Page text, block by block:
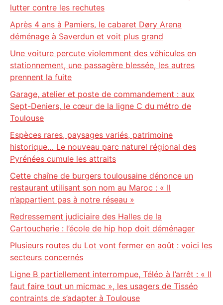
lutter contre les rechutes
Après 4 ans à Pamiers, le cabaret Døry Arena
déménage à Saverdun et voit plus grand
Une voiture percute violemment des véhicules en
stationnement, une passagère blessée, les autres
prennent la fuite
Garage, atelier et poste de commandement : aux
Sept-Deniers, le cœur de la ligne C du métro de
Toulouse
Espèces rares, paysages variés, patrimoine
historique… Le nouveau parc naturel régional des
Pyrénées cumule les attraits
Cette chaîne de burgers toulousaine dénonce un
restaurant utilisant son nom au Maroc : « Il
n’appartient pas à notre réseau »
Redressement judiciaire des Halles de la
Cartoucherie : l’école de hip hop doit déménager
Plusieurs routes du Lot vont fermer en août : voici les
secteurs concernés
Ligne B partiellement interrompue, Téléo à l’arrêt : « Il
faut faire tout un micmac », les usagers de Tisséo
contraints de s’adapter à Toulouse